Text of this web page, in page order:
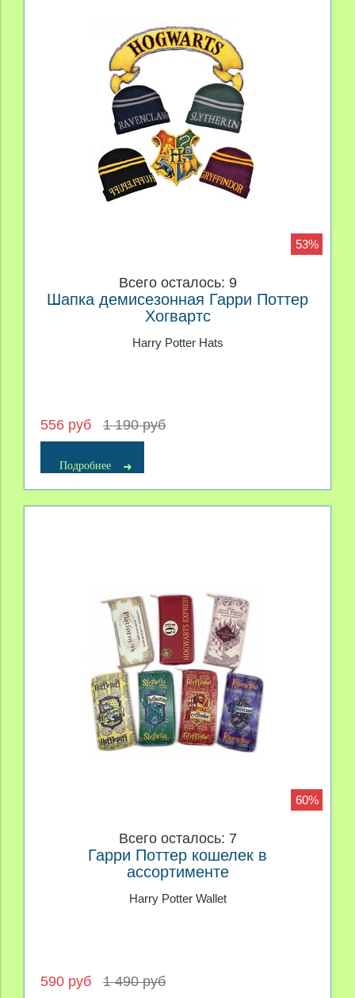
53%
Всего осталось: 9
Шапка демисезонная Гарри Поттер
Хогвартс
Harry Potter Hats
556 руб 1 190 руб
Подробнее
60%
Всего осталось: 7
Гарри Поттер кошелек в
ассортименте
Harry Potter Wallet
590 руб 1 490 руб